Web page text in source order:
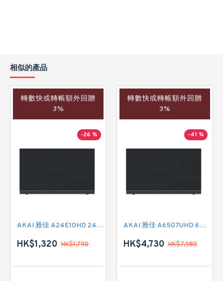
相似的產品
轉數快或轉帳額外回贈
3%
-26 %
AKAI 雅佳 A24E10HD 24吋 HD READY-TV
HK$1,320 HK$1,790
轉數快或轉帳額外回贈
3%
-41 %
AKAI 雅佳 A65G7UHD 65吋 4K SMART TV
HK$4,730 HK$7,980